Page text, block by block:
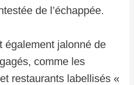
de l’échappée.
également jalonné de
comme les
restaurants labellisés «